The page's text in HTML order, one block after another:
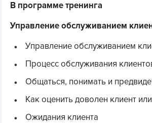
В программе тренинга
Управление обслуживанием
Управление обслуживанием
Процесс обслуживания
Общаться, понимать и
Как оценить доволен клиент
Ожидания клиента